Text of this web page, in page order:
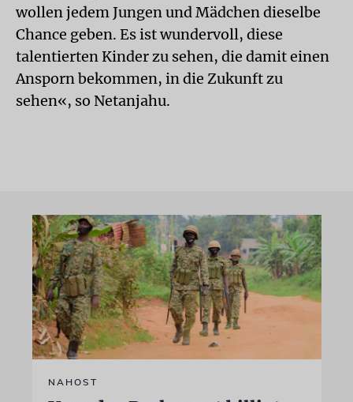
wollen jedem Jungen und Mädchen dieselbe
Chance geben. Es ist wundervoll, diese
talentierten Kinder zu sehen, die damit einen
Ansporn bekommen, in die Zukunft zu
sehen«, so Netanjahu.
NAHOST